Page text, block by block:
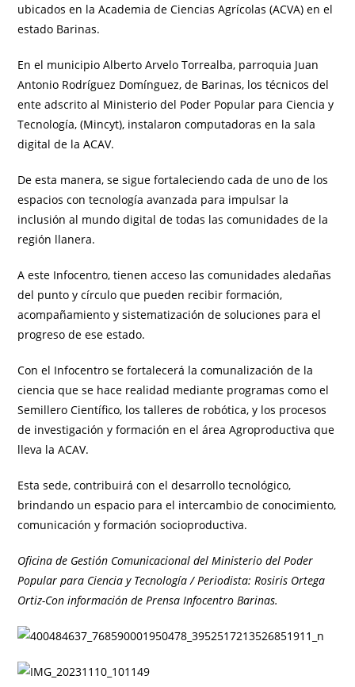
ubicados en la Academia de Ciencias Agrícolas (ACVA) en el
estado Barinas.
En el municipio Alberto Arvelo Torrealba, parroquia Juan
Antonio Rodríguez Domínguez, de Barinas, los técnicos del
ente adscrito al Ministerio del Poder Popular para Ciencia y
Tecnología, (Mincyt), instalaron computadoras en la sala
digital de la ACAV.
De esta manera, se sigue fortaleciendo cada de uno de los
espacios con tecnología avanzada para impulsar la
inclusión al mundo digital de todas las comunidades de la
región llanera.
A este Infocentro, tienen acceso las comunidades aledañas
del punto y círculo que pueden recibir formación,
acompañamiento y sistematización de soluciones para el
progreso de ese estado.
Con el Infocentro se fortalecerá la comunalización de la
ciencia que se hace realidad mediante programas como el
Semillero Científico, los talleres de robótica, y los procesos
de investigación y formación en el área Agroproductiva que
lleva la ACAV.
Esta sede, contribuirá con el desarrollo tecnológico,
brindando un espacio para el intercambio de conocimiento,
comunicación y formación socioproductiva.
Oficina de Gestión Comunicacional del Ministerio del Poder
Popular para Ciencia y Tecnología / Periodista: Rosiris Ortega
Ortiz-Con información de Prensa Infocentro Barinas.